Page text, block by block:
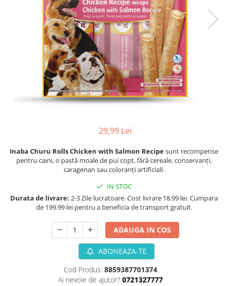
Zgarzi si hamuri caini
Jucarii caini
Botnita caine
Hrana uscata pentru pisici
Hrana umeda pentru pisici
Asternut pentru litiere
Litiere pentru pisici
Antiparazitare pisici
Hrana pesti acvariu
Filtru extern acvariu
Pompe aer acvariu
Pompa apa acvariu
Masini de tuns caini
Accesorii masini tuns caini
Igiena caini
Antiparazitare caini
Accesorii diverse caini
Fertilizatori acvarii
Tratamente pesti acvariu
Furtune si conectori acvarii
Curatare acvarii
Conditioneri apa acvariu
Decoruri si plante artificiale
Piese de schimb
29,99 Lei
Inaba Churu Rolls Chicken with Salmon Recipesunt recompense
pentru caini, o pastă moale de pui copt, fără cereale, conservanți,
caragenan sau coloranți artificiali.
IN STOC
Durata de livrare: 2-3 Zile lucratoare. Cost livrare 18.99 lei. Cumpara
de 199.99 lei pentru a beneficia de transport gratuit.
ADAUGA IN COS
ABONEAZA-TE
Cod Produs: 8859387701374
Ai nevoie de ajutor? 0721327777